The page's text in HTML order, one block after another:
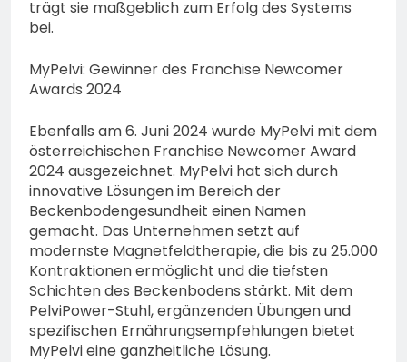
trägt sie maßgeblich zum Erfolg des Systems
bei.
MyPelvi: Gewinner des Franchise Newcomer
Awards 2024
Ebenfalls am 6. Juni 2024 wurde MyPelvi mit dem
österreichischen Franchise Newcomer Award
2024 ausgezeichnet. MyPelvi hat sich durch
innovative Lösungen im Bereich der
Beckenbodengesundheit einen Namen
gemacht. Das Unternehmen setzt auf
modernste Magnetfeldtherapie, die bis zu 25.000
Kontraktionen ermöglicht und die tiefsten
Schichten des Beckenbodens stärkt. Mit dem
PelviPower-Stuhl, ergänzenden Übungen und
spezifischen Ernährungsempfehlungen bietet
MyPelvi eine ganzheitliche Lösung.